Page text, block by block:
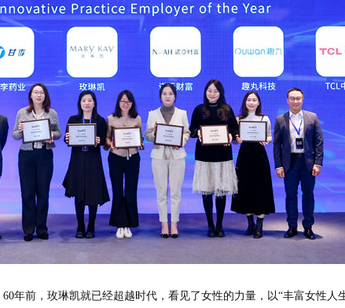
年前，玫琳凯就已经超越时代，看见了女性的力量，以“丰富女性人